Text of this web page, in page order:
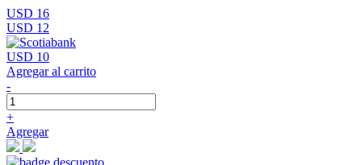
USD 16
USD 12
USD 10
Agregar al carrito
-
+
Agregar